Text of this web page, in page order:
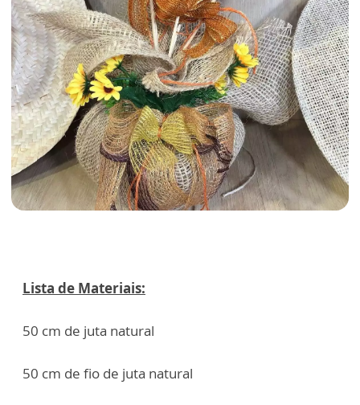
Lista de Materiais:
50 cm de juta natural
50 cm de fio de juta natural